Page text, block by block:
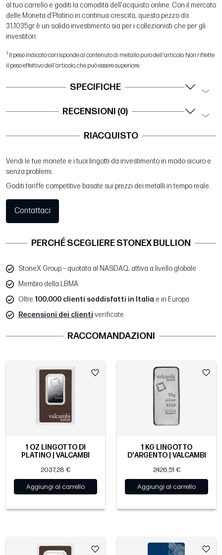
al tuo carrello e goditi la comodità dell'acquisto online. Con il mercato
delle Moneta d'Platino in continua crescita, questo pezzo da
31,1035gr è un solido investimento sia per i collezionisti che per gli
investitori.
1
Il peso indicato corrisponde al contenuto di metallo puro dell'articolo. Non riflette
il peso effettivo dell'articolo, che può essere superiore.
SPECIFICHE
RECENSIONI (0)
RIACQUISTO
Vendi le tue monete e i tuoi lingotti da investimento in modo sicuro e
senza problemi.
Goditi tariffe competitive basate sui prezzi dei metalli in tempo reale.
Contattaci
PERCHÉ SCEGLIERE STONEX BULLION
StoneX Group – quotata al NASDAQ, attiva a livello globale
Membro della LBMA
Oltre 100.000 clienti soddisfatti in Italia e in Europa
Recensioni dei clienti verificate
RACCOMANDAZIONI
1 OZ LINGOTTO DI
PLATINO | VALCAMBI
2037,28 €
Aggiungi al carrello
1 KG LINGOTTO
D'ARGENTO | VALCAMBI
2426,51 €
Aggiungi al carrello